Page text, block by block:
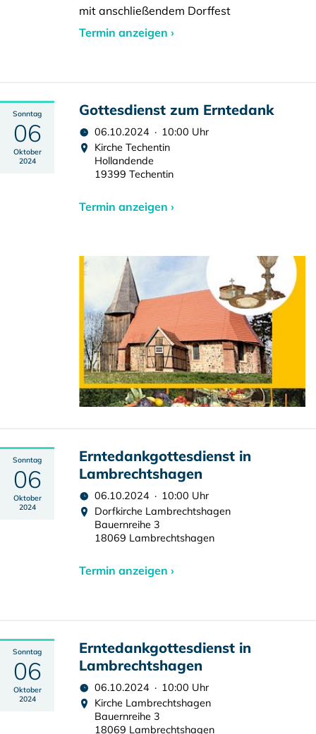
mit anschließendem Dorffest
Termin anzeigen ›
Sonntag
06
Oktober
2024
Gottesdienst zum Erntedank
06.10.2024 · 10:00 Uhr
Kirche Techentin
Hollandende
19399 Techentin
Termin anzeigen ›
Sonntag
06
Oktober
2024
Erntedankgottesdienst in
Lambrechtshagen
06.10.2024 · 10:00 Uhr
Dorfkirche Lambrechtshagen
Bauernreihe 3
18069 Lambrechtshagen
Termin anzeigen ›
Sonntag
06
Oktober
2024
Erntedankgottesdienst in
Lambrechtshagen
06.10.2024 · 10:00 Uhr
Kirche Lambrechtshagen
Bauernreihe 3
18069 Lambrechtshagen